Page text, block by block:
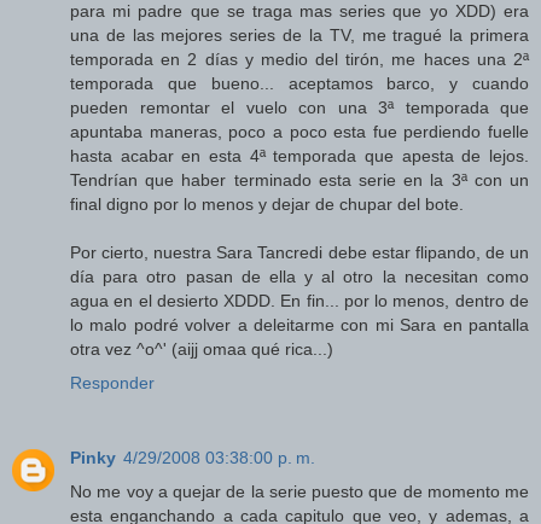
para mi padre que se traga mas series que yo XDD) era
una de las mejores series de la TV, me tragué la primera
temporada en 2 días y medio del tirón, me haces una 2ª
temporada que bueno... aceptamos barco, y cuando
pueden remontar el vuelo con una 3ª temporada que
apuntaba maneras, poco a poco esta fue perdiendo fuelle
hasta acabar en esta 4ª temporada que apesta de lejos.
Tendrían que haber terminado esta serie en la 3ª con un
final digno por lo menos y dejar de chupar del bote.
Por cierto, nuestra Sara Tancredi debe estar flipando, de un
día para otro pasan de ella y al otro la necesitan como
agua en el desierto XDDD. En fin... por lo menos, dentro de
lo malo podré volver a deleitarme con mi Sara en pantalla
otra vez ^o^' (aijj omaa qué rica...)
Responder
Pinky 4/29/2008 03:38:00 p. m.
No me voy a quejar de la serie puesto que de momento me
esta enganchando a cada capitulo que veo, y ademas, a